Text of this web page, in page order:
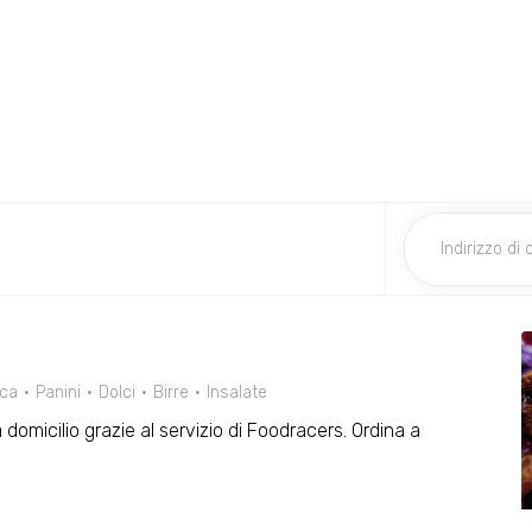
Panini Dolci Birre Insalate
grazie al servizio di Foodracers. Ordina a